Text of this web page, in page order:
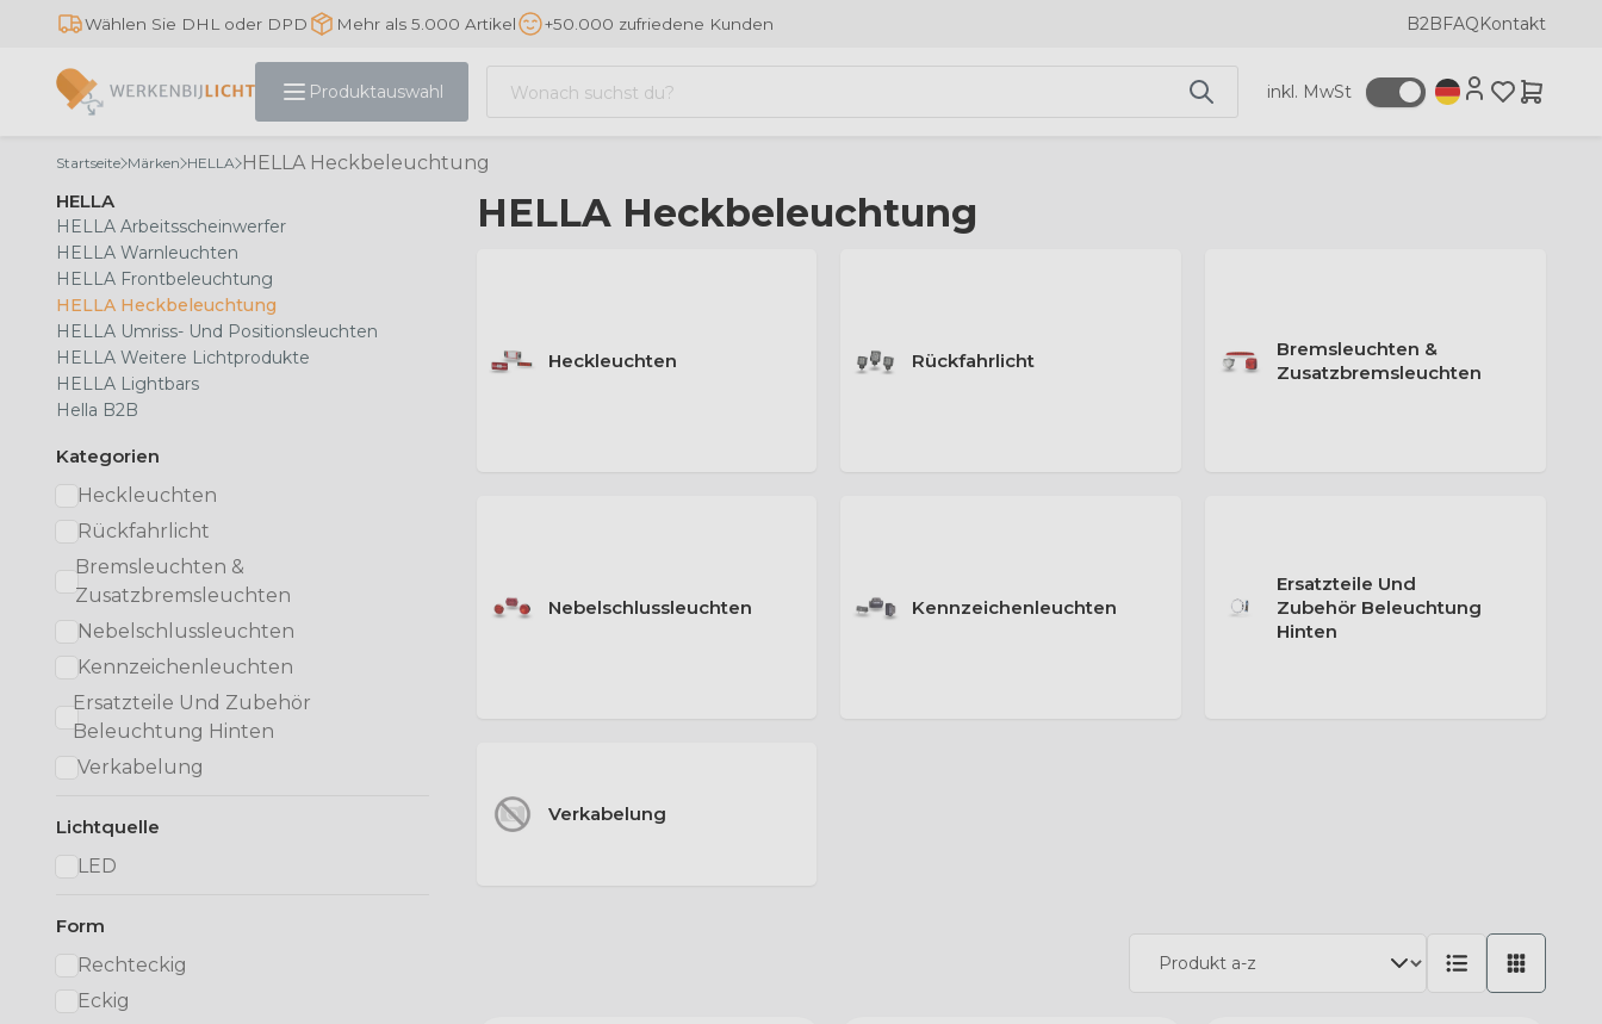
Wählen Sie DHL oder DPD Mehr als 5.000 Artikel +50.000 zufriedene Kunden B2BFAQKontakt
Produktauswahl inkl. MwSt
Startseite Märken HELLA HELLA Heckbeleuchtung
HELLA
HELLA Arbeitsscheinwerfer
HELLA Warnleuchten
HELLA Frontbeleuchtung
HELLA Heckbeleuchtung
HELLA Umriss- Und Positionsleuchten
HELLA Weitere Lichtprodukte
HELLA Lightbars
Hella B2B
Kategorien
Heckleuchten
Rückfahrlicht
Bremsleuchten &
Zusatzbremsleuchten
Nebelschlussleuchten
Kennzeichenleuchten
Ersatzteile Und Zubehör
Beleuchtung Hinten
Verkabelung
Lichtquelle
LED
Form
Rechteckig
Eckig
HELLA Heckbeleuchtung
Heckleuchten Rückfahrlicht
Bremsleuchten &
Zusatzbremsleuchten
Nebelschlussleuchten Kennzeichenleuchten
Ersatzteile Und
Zubehör Beleuchtung
Hinten
Verkabelung